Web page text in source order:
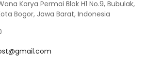
Karya Permai Blok H1 No.9, Bubulak,
Bogor, Jawa Barat, Indonesia